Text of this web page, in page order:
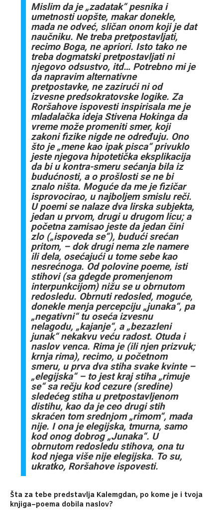
Mislim da je „zadatak“ pesnika i
umetnosti uopšte, makar donekle,
mada ne odveć, sličan onom koji je dat
naučniku. Ne treba pretpostavljati,
recimo Boga, ne apriori. Isto tako ne
treba dogmatski pretpostavljati ni
njegovo odsustvo, itd… Potrebno mi je
da napravim alternativne
pretpostavke, ne zazirući ni od
izvesne predsokratovske logike. Za
Roršahove ispovesti inspirisala me je
mladalačka ideja Stivena Hokinga da
vreme može promeniti smer, koji
zakoni fizike nigde ne određuju. Ono
što je „mene kao ipak pisca“ privuklo
jeste njegova hipotetička eksplikacija
da bi u kontra-smeru sećanja bila iz
budućnosti, a o prošlosti se ne bi
znalo ništa. Moguće da me je fizičar
isprovocirao, u najboljem smislu reči.
U poemi se nalaze dva lirska subjekta,
jedan u prvom, drugi u drugom licu; a
početna zamisao jeste da jedan čini
zlo („ispoveda se“), budući srećan
pritom, – dok drugi nema zle namere
ili dela, osećajući u tome sebe kao
nesrećnoga. Od polovine poeme, isti
stihovi (sa gdegde promenjenom
interpunkcijom) nižu se u obrnutom
redosledu. Obrnuti redosled, moguće,
donekle menja percepciju „junaka“, pa
„negativni“ tu oseća izvesnu
nelagodu, „kajanje“, a „bezazleni
junak“ nekakvu veću radost. Otuda i
naslov venca. Rima je (ili njen prizvuk;
krnja rima), recimo, u početnom
smeru, u prva dva stiha svake kvinte –
„elegijska“ – to jest kraj stiha „rimuje
se“ sa rečju kod cezure (sredine)
sledećeg stiha u pretpostavljenom
distihu, kao da je ceo drugi stih
skraćen tom srednjom „rimom“, mada
nije. I ona je elegijska, tmurna, samo
kod onog dobrog „Junaka“. U
obrnutom redosledu stihova, ona tu
kod njega više nije elegijska. To su,
ukratko, Roršahove ispovesti.
Šta za tebe predstavlja Kalemgdan, po kome je i tvoja
knjiga–poema dobila naslov?